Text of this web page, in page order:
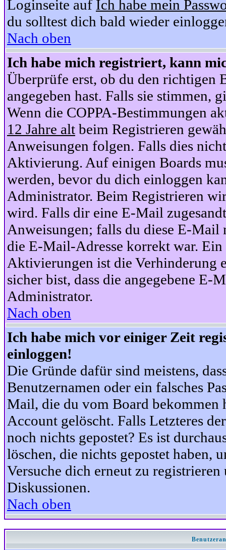
Loginseite auf Ich habe mein
du solltest dich bald wieder
Nach oben
Ich habe mich registriert, kann
Überprüfe erst, ob du den richtigen
angegeben hast. Falls sie stimmen,
Wenn die COPPA-Bestimmungen
12 Jahre alt beim Registrieren
Anweisungen folgen. Falls dies
Aktivierung. Auf einigen Boards
werden, bevor du dich einloggen
Administrator. Beim Registrieren
wird. Falls dir eine E-Mail
Anweisungen; falls du diese E-Mail
die E-Mail-Adresse korrekt war.
Aktivierungen ist die Verhinderung
sicher bist, dass die angegebene
Administrator.
Nach oben
Ich habe mich vor einiger Zeit
einloggen!
Die Gründe dafür sind meistens,
Benutzernamen oder ein falsches
Mail, die du vom Board bekommen
Account gelöscht. Falls Letzteres
noch nichts gepostet? Es ist
löschen, die nichts gepostet haben,
Versuche dich erneut zu
Diskussionen.
Nach oben